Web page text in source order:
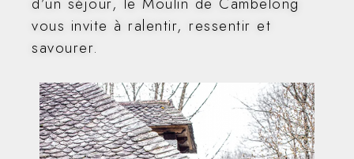
vous invite à ralentir, ressentir et
savourer.